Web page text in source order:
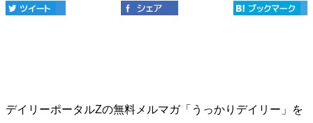
デイリーポータルZの無料メルマガ「うっかりデイリー」を